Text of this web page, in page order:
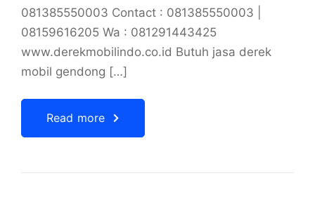
081385550003 Contact : 081385550003 |
08159616205 Wa : 081291443425
www.derekmobilindo.co.id Butuh jasa derek
mobil gendong […]
Read more